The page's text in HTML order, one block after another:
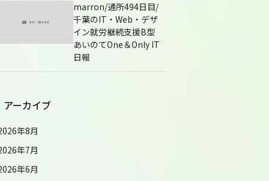
marron/通所494日目/
千葉のIT・Web・デザ
イン就労継続支援B型
あいのてOne＆Only IT
日報
アーカイブ
年8月
年7月
年6月